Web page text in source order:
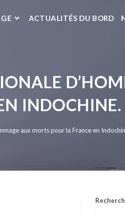
ACTUALITÉS DU BORD
INDOCHINE.
aux morts pour la France en